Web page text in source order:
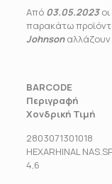
Από 03.05.2023οι
παρακάτω
Johnsonαλλάζουν:
BARCODE
Περιγραφή
Χονδρική Τιμή
2803071301018
HEXARHINAL
4,6